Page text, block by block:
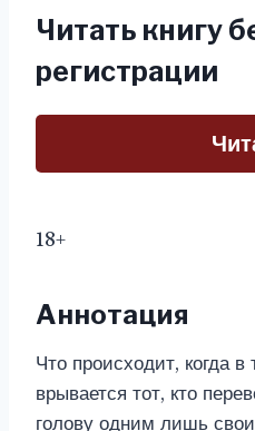
Читать книгу
регистрации
18+
Аннотация
Что происходит, когда
врывается тот, кто
голову одним лишь